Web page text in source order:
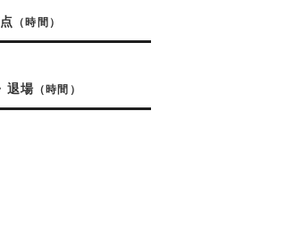
（時間）
退場 （時間）